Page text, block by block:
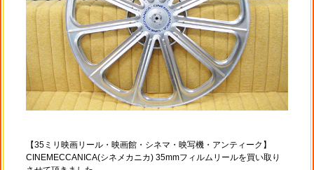
【35ミリ映画リール・映画館・シネマ・映写機・アンティーク】
CINEMECCANICA(シネメカニカ) 35mmフィルムリールを買い取り